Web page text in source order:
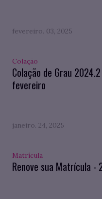
fevereiro. 03, 2025
Colação
Colação de Grau
fevereiro
janeiro. 24, 2025
Matrícula
Renove sua Matrícula -